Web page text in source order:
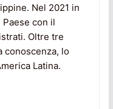
Nel 2021 in
con il
Oltre tre
conoscenza, lo
Latina.